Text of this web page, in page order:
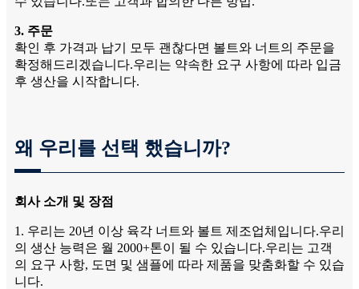
3. 주문
확인 후 가격과 납기 모두 괜찮다면 볼트와 너트의 주문을
확정해드리겠습니다.우리는 약속한 요구 사항에 따라 입금
후 생산을 시작합니다.
왜 우리를 선택 했습니까?
회사 소개 및 장점
1. 우리는 20년 이상 육각 너트와 볼트 제조업체입니다.우리
의 생산 능력은 월 2000+톤이 될 수 있습니다.우리는 고객
의 요구 사항, 도면 및 샘플에 따라 제품을 맞춤화할 수 있습
니다.